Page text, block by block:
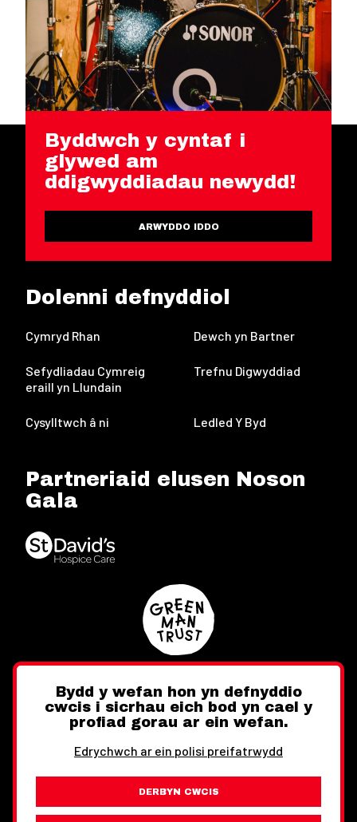
Byddwch y cyntaf i
glywed am
ddigwyddiadau newydd!
ARWYDDO IDDO
Dolenni defnyddiol
Cymryd Rhan Dewch yn Bartner
Sefydliadau Cymreig
eraill yn Llundain
Trefnu Digwyddiad
Cysylltwch â ni Ledled Y Byd
Partneriaid elusen Noson
Gala
Twitter FacebookInstagram
Bydd y wefan hon yn defnyddio
cwcis i sicrhau eich bod yn cael y
profiad gorau ar ein wefan.
Edrychwch ar ein polisi preifatrwydd
DERBYN CWCIS